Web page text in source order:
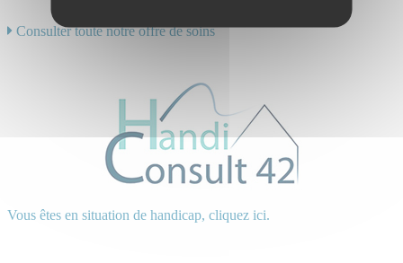
Consulter toute notre offre de soins
Vous êtes en situation de handicap, cliquez ici.